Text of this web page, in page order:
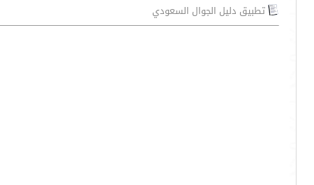
تطبيق دليل الجوال السعودي